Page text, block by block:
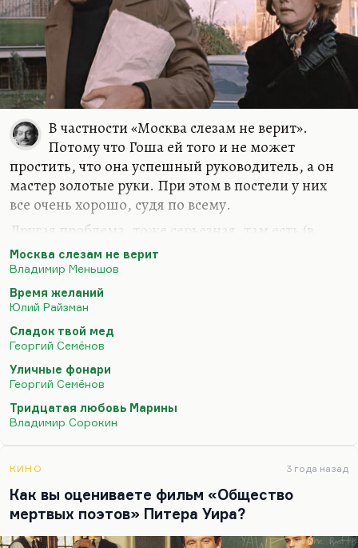
образом этот сценарий был поставлен, потому
что «Доживем до понедельника» ― это
настолько неправильная во всех…
В частности «Москва слезам не верит».
Потому что Гоша ей того и не может
простить, что она успешный руководитель, а он
мастер золотые руки. При этом в постели у них
все очень хорошо, судя по всему.
Другая проблема, тоже серьезная, там есть (в
литературе 70-х годов). Это же и был главным
образом конфликт «умняги» (как назывался это
сценарий Валуцкого, написанный для
Демидовой; они с Рязанцевой обдумывали этот
типаж) и довольно простого, примитивного
мужчины. Я думаю, что и «Время желаний»
Райзмана об этом, я думаю, что об этом «Сладок
твой мед» и «Уличные фонари» Георгия Семенова,
замечательного прозаика, мало оцененного. И
«Вольная натаска» об этом же.
Москва слезам не верит
Владимир Меньшов
Время желаний
Юлий Райзман
Сладок твой мед
Георгий Семёнов
Уличные фонари
Георгий Семёнов
Тридцатая любовь Марины
Владимир Сорокин
КИНО 3 года назад
Как вы оцениваете фильм «Общество
мертвых поэтов» Питера Уира?